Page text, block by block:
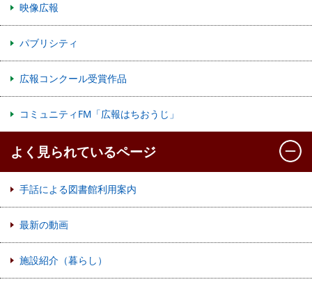
映像広報
パブリシティ
広報コンクール受賞作品
コミュニティFM「広報はちおうじ」
よく見られているページ
手話による図書館利用案内
最新の動画
施設紹介（暮らし）